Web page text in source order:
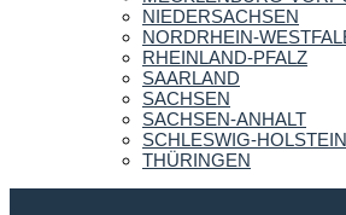
NIEDERSACHSEN
NORDRHEIN-
RHEINLAND-PFALZ
SAARLAND
SACHSEN
SACHSEN-ANHALT
SCHLESWIG-HOLSTEIN
THÜRINGEN